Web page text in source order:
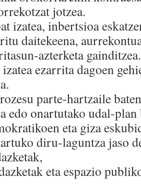
jotzea.
izatea, inbertsioa
daitekeena,
azterketa gainditzea.
ezarrita dagoen
parte-hartzaile
edo onartutako udal-plan
eta giza
diru-laguntza jaso
eta espazio